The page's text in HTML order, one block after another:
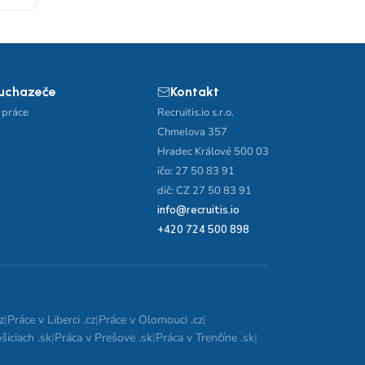
Kontakt
Recruitis.io s.r.o.
Chmelova 357
Hradec Králové 500 03
ičo: 27 50 83 91
dič: CZ 27 50 83 91
info@recruitis.io
+420 724 500 898
|Práce v Liberci .cz|Práce v Olomouci .cz|
.sk|Práca v Prešove .sk|Práca v Trenčíne .sk|